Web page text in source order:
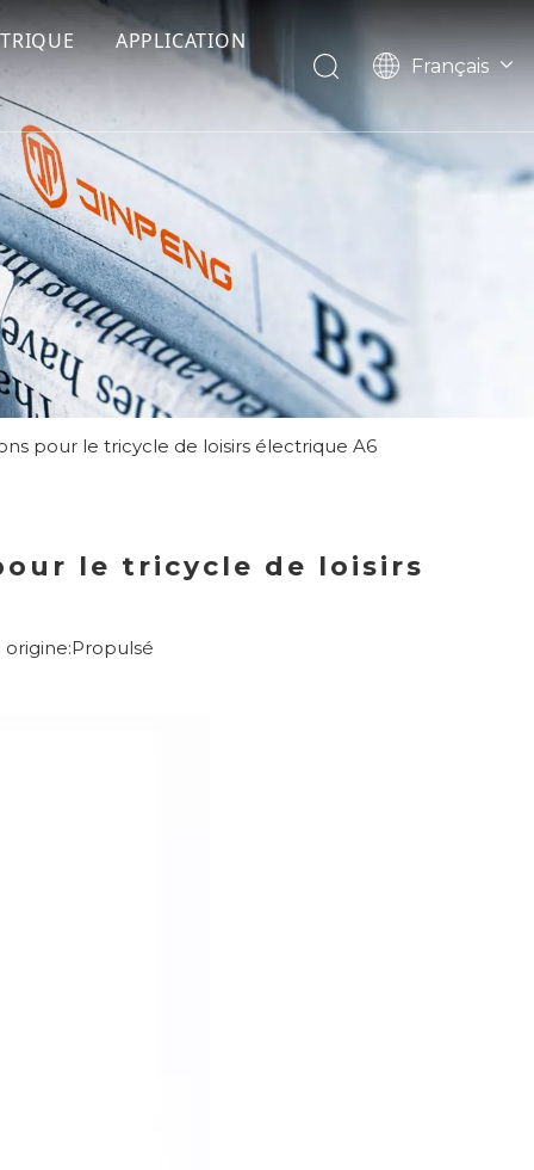
APPLICATION
Français
Pусский
Español
pour le tricycle de loisirs électrique A6
le tricycle de loisirs
Propulsé